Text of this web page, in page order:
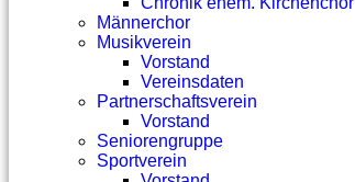
Männerchor
Musikverein
Vorstand
Vereinsdaten
Partnerschaftsverein
Vorstand
Seniorengruppe
Sportverein